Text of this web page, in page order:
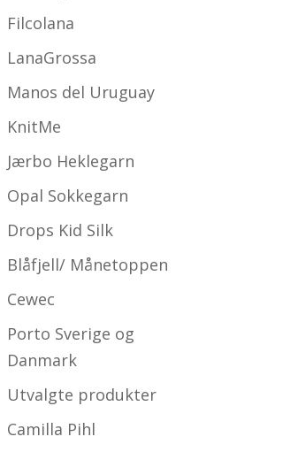
Filcolana
LanaGrossa
Manos del Uruguay
KnitMe
Jærbo Heklegarn
Opal Sokkegarn
Drops Kid Silk
Blåfjell/ Månetoppen
Cewec
Porto Sverige og
Danmark
Utvalgte produkter
Camilla Pihl